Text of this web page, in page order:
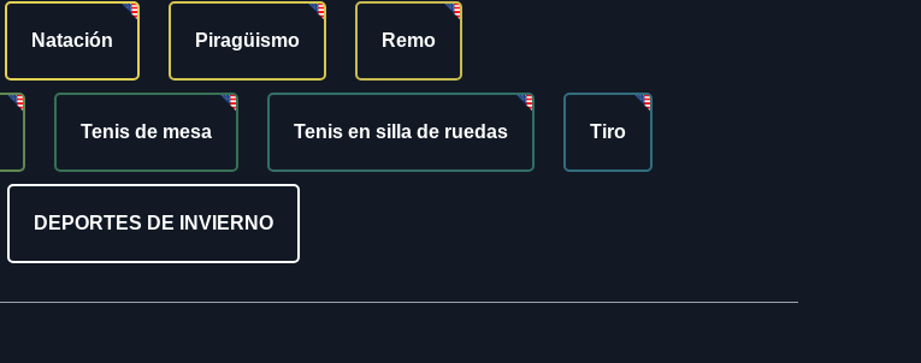
Natación Piragüismo Remo
Tenis de mesa Tenis en silla de ruedas Tiro
DEPORTES DE INVIERNO